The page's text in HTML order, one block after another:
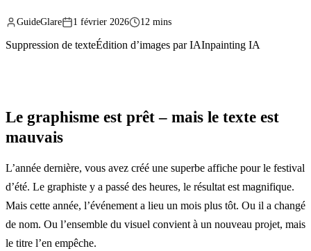
GuideGlare 1 février 2026 12 mins
Suppression de texteÉdition d’images par IAInpainting IA
Le graphisme est prêt – mais le texte est
mauvais
L’année dernière, vous avez créé une superbe affiche pour le festival
d’été. Le graphiste y a passé des heures, le résultat est magnifique.
Mais cette année, l’événement a lieu un mois plus tôt. Ou il a changé
de nom. Ou l’ensemble du visuel convient à un nouveau projet, mais
le titre l’en empêche.